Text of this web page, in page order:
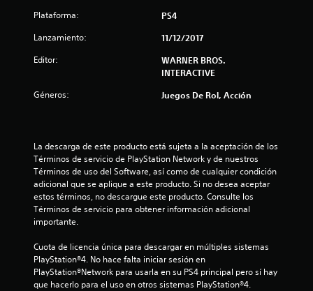
l
i
Plataforma: PS4
Lanzamiento: 11/12/2017
Editor:
WARNER BROS.
INTERACTIVE
Géneros: Juegos De Rol, Acción
La descarga de este producto está sujeta a la aceptación de los
Términos de servicio de PlayStation Network y de nuestros
Términos de uso del Software, así como de cualquier condición
adicional que se aplique a este producto. Si no desea aceptar
estos términos, no descargue este producto. Consulte los
Términos de servicio para obtener información adicional
importante.
Cuota de licencia única para descargar en múltiples sistemas
PlayStation®4. No hace falta iniciar sesión en
PlayStation®Network para usarla en su PS4 principal pero sí hay
que hacerlo para el uso en otros sistemas PlayStation®4.